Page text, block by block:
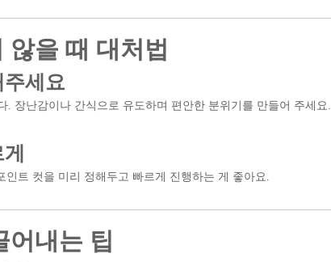
않을 때 대처법
주세요
. 장난감이나 간식으로 유도하며 편안한 분위기를 만들어 주세요.
인트 컷을 미리 정해두고 빠르게 진행하는 게 좋아요.
어내는 팁